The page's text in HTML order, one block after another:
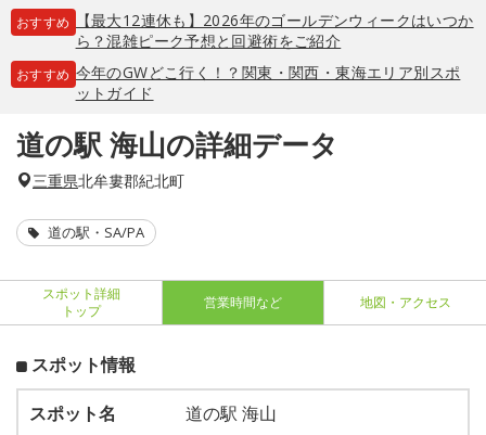
おすすめ
【最大12連休も】2026年のゴールデンウィークはいつか
ら？混雑ピーク予想と回避術をご紹介
おすすめ 今年のGWどこ行く！？関東・関西・東海エリア別スポ
ットガイド
道の駅 海山の詳細データ
三重県北牟婁郡紀北町
道の駅・SA/PA
スポット詳細
トップ
営業時間など 地図・アクセス
スポット情報
スポット名
道の駅 海山